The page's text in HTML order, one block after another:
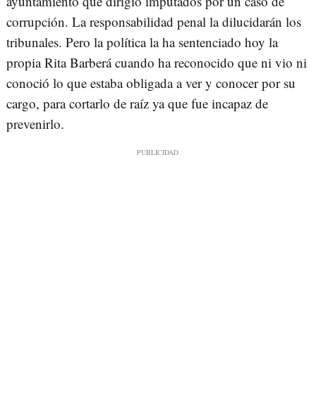
corrupción. La responsabilidad penal la dilucidarán los
tribunales. Pero la política la ha sentenciado hoy la
propia Rita Barberá cuando ha reconocido que ni vio ni
conoció lo que estaba obligada a ver y conocer por su
cargo, para cortarlo de raíz ya que fue incapaz de
prevenirlo.